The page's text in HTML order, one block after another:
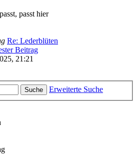
passt hier
Re: Lederblüten
Beitrag
21:21
Suche
Erweiterte Suche